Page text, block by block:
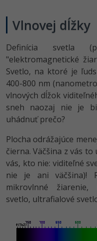
Vlnovej dĺžky
Definícia svetla
"elektromagnetické
Svetlo, na ktoré je
400-800 nm
vlnových dĺžok
sneh naozaj nie je
uhádnuť prečo?
Plocha odrážajúce
čierna. Väčšina z vás
vás, kto nie: viditeľné
nie je ani väčšina)!
mikrovlnné žiarenie,
svetlo, ultrafialové